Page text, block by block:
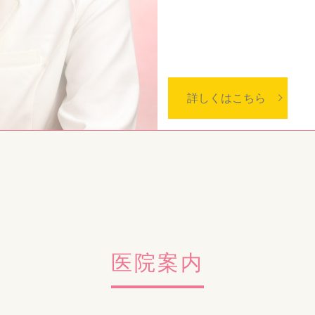
者の差額の4分の1を患者様自身が負担する仕組み（選
明細書の発行について
当院では領収書の発行の際に、個別の診療報酬の算定
す。 また、公費負担医療を利用されているため、自己
詳しくはこちら
詳しくはこちら
医院案内